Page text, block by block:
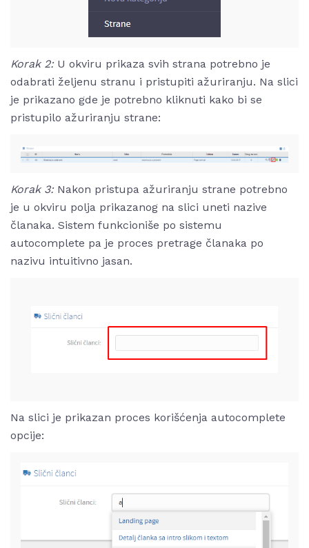
Korak 2: U okviru prikaza svih strana potrebno je
odabrati željenu stranu i pristupiti ažuriranju. Na slici
je prikazano gde je potrebno kliknuti kako bi se
pristupilo ažuriranju strane:
Korak 3: Nakon pristupa ažuriranju strane potrebno
je u okviru polja prikazanog na slici uneti nazive
članaka. Sistem funkcioniše po sistemu
autocomplete pa je proces pretrage članaka po
nazivu intuitivno jasan.
Na slici je prikazan proces korišćenja autocomplete
opcije: